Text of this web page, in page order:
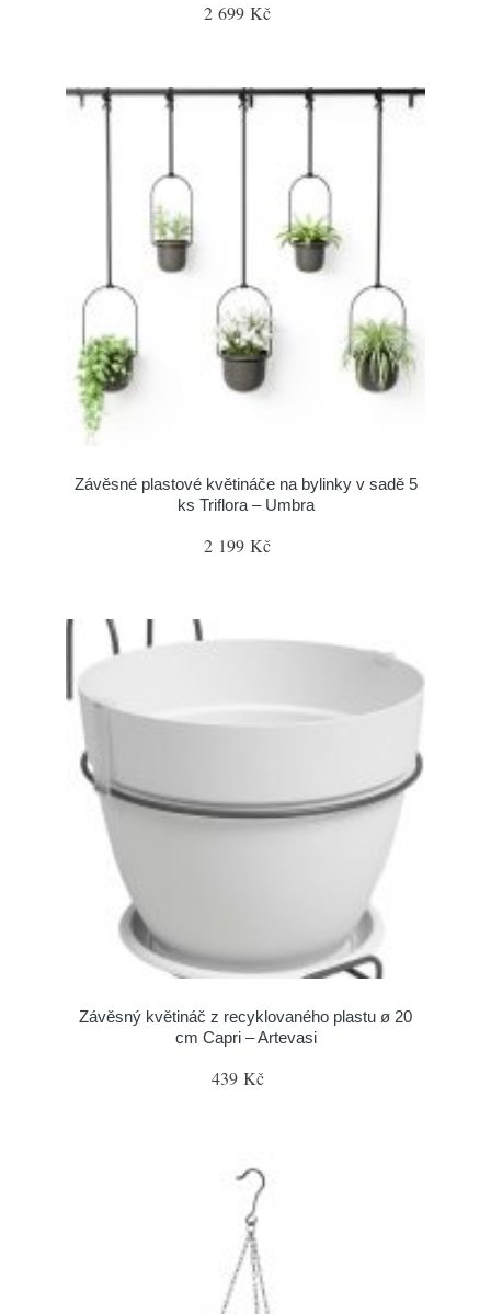
2 699 Kč
Závěsné plastové květináče na bylinky v sadě 5
ks Triflora – Umbra
2 199 Kč
Závěsný květináč z recyklovaného plastu ø 20
cm Capri – Artevasi
439 Kč